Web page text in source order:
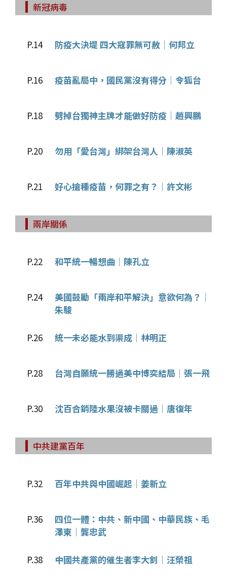
新冠病毒
P.14 防疫大決堤 四大寇罪無可赦│何邦立
P.16 疫苗亂局中，國民黨沒有得分│令狐台
P.18 劈掉台獨神主牌才能做好防疫│趙興鵬
P.20 勿用「愛台灣」綁架台灣人│陳淑英
P.21 好心搶種疫苗，何罪之有？│許文彬
兩岸關係
P.22 和平統一暢想曲│陳孔立
P.24
美國鼓勵「兩岸和平解決」意欲何為？│
朱駿
P.26 統一未必能水到渠成│林明正
P.28 台灣自願統一勝過美中博奕結局│張一飛
P.30 沈百合銷陸水果沒被卡關過│唐復年
中共建黨百年
P.32 百年中共與中國崛起│姜新立
P.36
四位一體：中共、新中國、中華民族、毛
澤東│龔忠武
P.38 中國共產黨的催生者李大釗│汪榮祖